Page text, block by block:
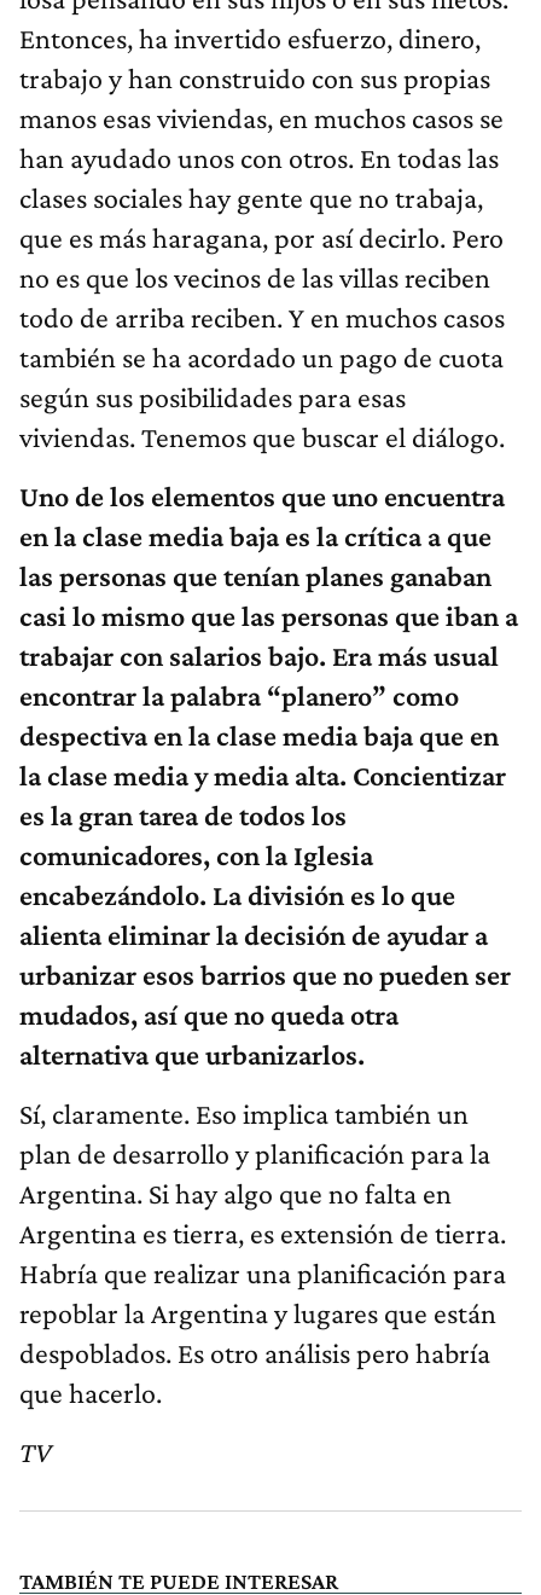
Entonces, ha invertido esfuerzo, dinero,
trabajo y han construido con sus propias
manos esas viviendas, en muchos casos se
han ayudado unos con otros. En todas las
clases sociales hay gente que no trabaja,
que es más haragana, por así decirlo. Pero
no es que los vecinos de las villas reciben
todo de arriba reciben. Y en muchos casos
también se ha acordado un pago de cuota
según sus posibilidades para esas
viviendas. Tenemos que buscar el diálogo.
Uno de los elementos que uno encuentra
en la clase media baja es la crítica a que
las personas que tenían planes ganaban
casi lo mismo que las personas que iban a
trabajar con salarios bajo. Era más usual
encontrar la palabra “planero” como
despectiva en la clase media baja que en
la clase media y media alta. Concientizar
es la gran tarea de todos los
comunicadores, con la Iglesia
encabezándolo. La división es lo que
alienta eliminar la decisión de ayudar a
urbanizar esos barrios que no pueden ser
mudados, así que no queda otra
alternativa que urbanizarlos.
Sí, claramente. Eso implica también un
plan de desarrollo y planificación para la
Argentina. Si hay algo que no falta en
Argentina es tierra, es extensión de tierra.
Habría que realizar una planificación para
repoblar la Argentina y lugares que están
despoblados. Es otro análisis pero habría
que hacerlo.
TV
TAMBIÉN TE PUEDE INTERESAR